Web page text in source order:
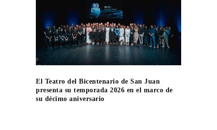
El Teatro del Bicentenario de San Juan
presenta su temporada 2026 en el marco de
su décimo aniversario